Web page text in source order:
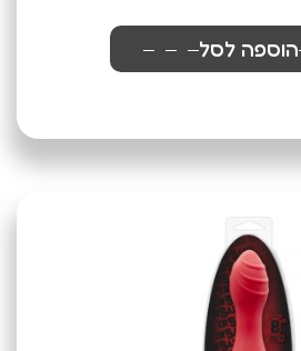
הוספה לסל